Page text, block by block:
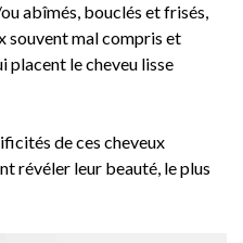
abîmés, bouclés et frisés,
souvent mal compris et
placent le cheveu lisse
de ces cheveux
révéler leur beauté, le plus